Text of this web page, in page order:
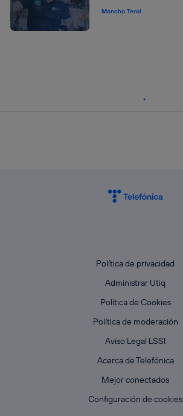
Moncho Terol
Política de privacidad
Administrar Utiq
Política de Cookies
Política de moderación
Aviso Legal LSSI
Acerca de Telefónica
Mejor conectados
Configuración de cookies